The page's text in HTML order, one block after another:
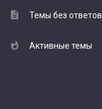
Темы без ответов
Активные темы